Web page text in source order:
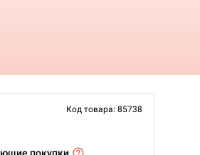
Код товара: 85738
покупки